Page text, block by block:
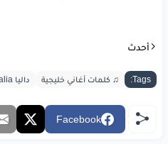
أحدث
Tags: ♫ كلمات أغاني خليجية داليا Dalia
Facebook